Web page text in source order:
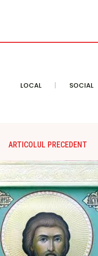
LOCAL SOCIAL
ARTICOLUL PRECEDENT